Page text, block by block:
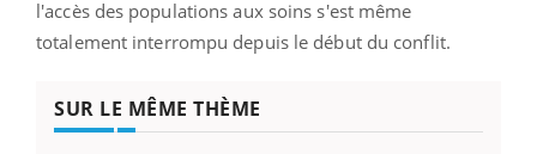
l'accès des populations aux soins s'est même
totalement interrompu depuis le début du conflit.
SUR LE MÊME THÈME